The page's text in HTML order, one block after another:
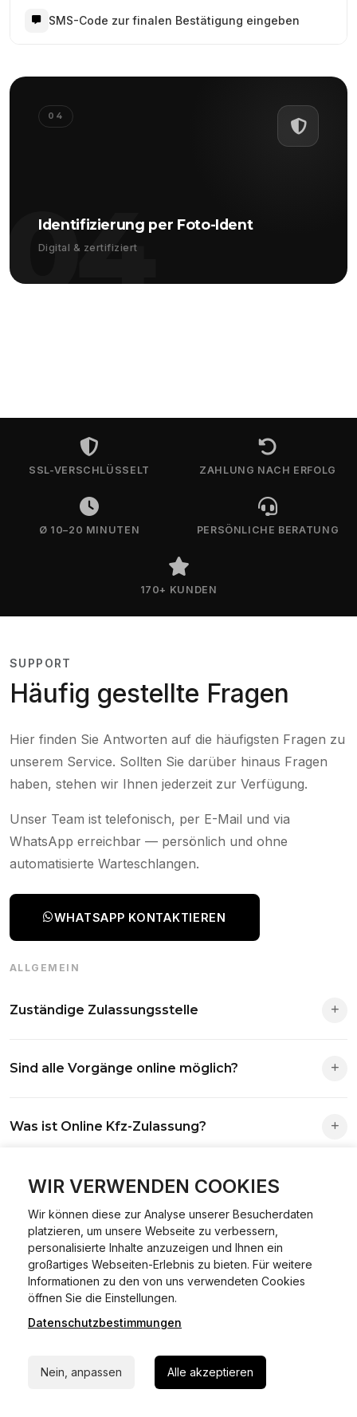
WIR VERWENDEN COOKIES
Wir können diese zur Analyse unserer Besucherdaten
platzieren, um unsere Webseite zu verbessern,
personalisierte Inhalte anzuzeigen und Ihnen ein
großartiges Webseiten-Erlebnis zu bieten. Für weitere
Informationen zu den von uns verwendeten Cookies
öffnen Sie die Einstellungen.
Datenschutzbestimmungen
Nein, anpassen Alle akzeptieren
SMS-Code zur finalen Bestätigung eingeben
04
04
Identifizierung per Foto-Ident
Digital & zertifiziert
SSL-VERSCHLÜSSELT ZAHLUNG NACH ERFOLG
Ø 10–20 MINUTEN PERSÖNLICHE BERATUNG
170+ KUNDEN
SUPPORT
Häufig gestellte Fragen
Hier finden Sie Antworten auf die häufigsten Fragen zu
unserem Service. Sollten Sie darüber hinaus Fragen
haben, stehen wir Ihnen jederzeit zur Verfügung.
Unser Team ist telefonisch, per E-Mail und via
WhatsApp erreichbar — persönlich und ohne
automatisierte Warteschlangen.
WHATSAPP KONTAKTIEREN
ALLGEMEIN
Zuständige Zulassungsstelle
Antrag wird automatisch an die richtige Stelle weitergeleitet.
Sind alle Vorgänge online möglich?
Abmeldungen für Fahrzeuge mit Erstzulassung vor dem
Was ist Online Kfz-Zulassung?
ummelden oder abmelden kannst – inklusive Dateneingabe,
Dokumentprüfung und Bezahlung.
Welche Vorteile gibt es?
Zeitersparnis, flexible Durchführung, kein Besuch der
Behörde notwendig.
Welche Unterlagen werden benötigt?
Fahrzeugbrief, Fahrzeugschein, Ausweis oder Reisepass,
Versicherungsnachweis, falls erforderlich TÜV-Bericht.
Wie sicher ist das Verfahren?
Kann ich mein Fahrzeug online ummelden oder
abmelden?